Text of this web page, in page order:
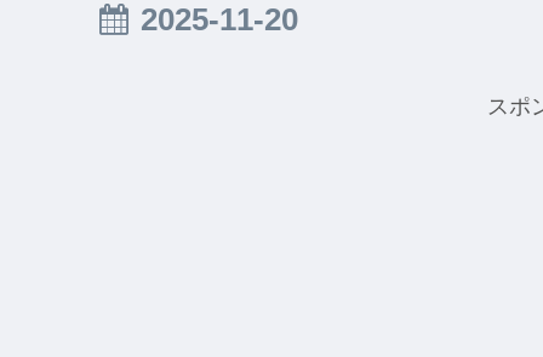
2025-11-20
スポ